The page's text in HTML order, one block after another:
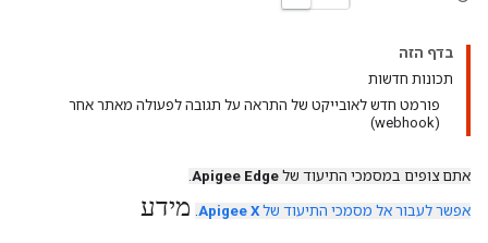
בדף הזה
תכונות חדשות
פורמט חדש לאובייקט של התראה על תגובה לפעולה מאתר אחר
(webhook)
אתם צופים במסמכי התיעוד של Apigee Edge
.
אפשר לעבור אל מסמכי התיעוד של Apigee X
. מידע